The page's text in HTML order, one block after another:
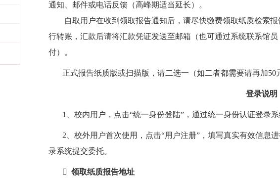
通知、邮件或电话反馈（高峰期适当延长）。
自取用户在收到领取报告通知后，请尽快缴费领取纸质检索报
行转账，汇款后请将汇款凭证发送至邮箱（也可通过系统联系馆
付）。
正式报告纸质版或扫描版，请二选一（如二者都需要请再加50
登录说明
1 、校内用户，点击“统一身份登陆” ，通过统一身份认证登录
2 、校外用户首次使用，点击“用户注册” ，填写真实有效信息
录系统提交委托。
 领取纸质报告地址